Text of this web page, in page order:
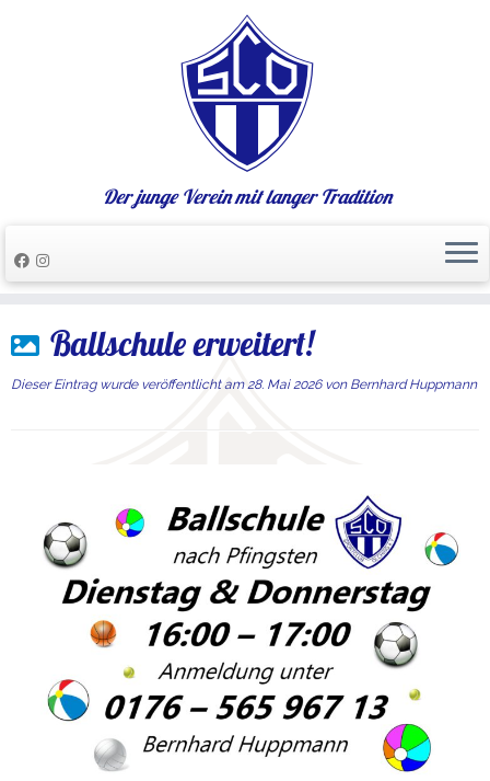
Inhalt
Der junge Verein mit langer Tradition
Ballschule erweitert!
Dieser Eintrag wurde veröffentlicht am28. Mai 2026 von Bernhard Huppmann